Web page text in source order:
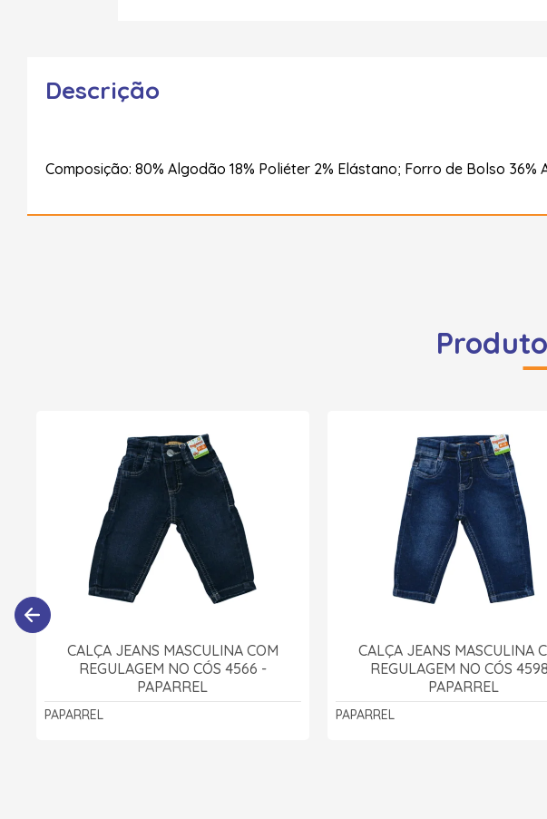
Descrição
Composição: 80% Algodão 18% Poliéter 2% Elástano; Forro de Bolso 36%
CALÇA JEANS MASCULINA COM
REGULAGEM NO CÓS 4566 -
PAPARREL
PAPARREL
CALÇA JEANS MASCULINA
REGULAGEM NO CÓS
PAPARREL
PAPARREL